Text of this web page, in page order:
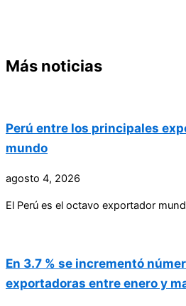
Más noticias
Perú entre los principales
mundo
agosto 4, 2026
El Perú es el octavo exportador
En 3.7 % se incrementó
exportadoras entre enero y